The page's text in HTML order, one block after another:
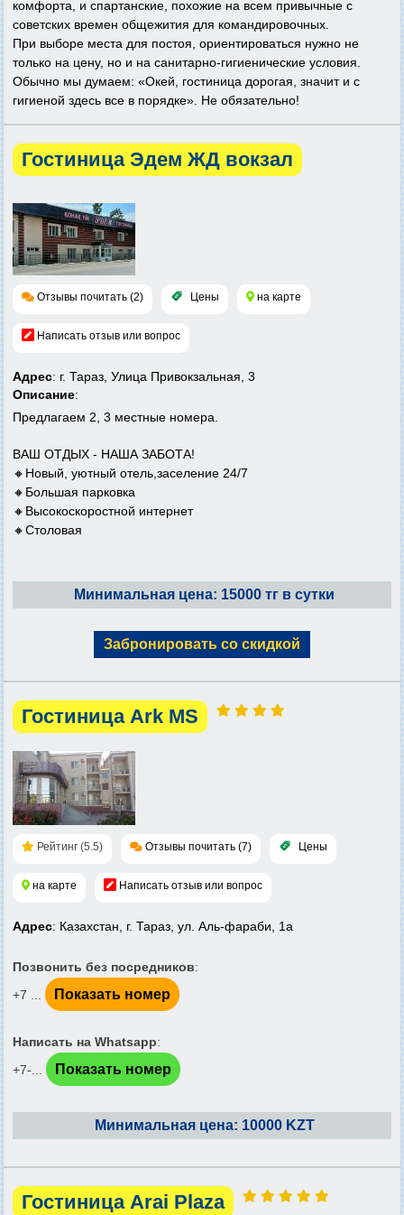
комфорта, и спартанские, похожие на всем привычные с
советских времен общежития для командировочных.
При выборе места для постоя, ориентироваться нужно не
только на цену, но и на санитарно-гигиенические условия.
Обычно мы думаем: «Окей, гостиница дорогая, значит и с
гигиеной здесь все в порядке». Не обязательно!
Гостиница Эдем ЖД вокзал
Отзывы почитать (2) Цены на карте
Написать отзыв или вопрос
Адрес: г. Тараз, Улица Привокзальная, 3
Описание:
Предлагаем 2, 3 местные номера.
ВАШ ОТДЫХ - НАША ЗАБОТА!
🔸Новый, уютный отель,заселение 24/7
🔸Большая парковка
🔸Высокоскоростной интернет
🔸Столовая
Минимальная цена: 15000 тг в сутки
Забронировать со скидкой
Гостиница Ark MS
Рейтинг (5.5) Отзывы почитать (7) Цены
на карте Написать отзыв или вопрос
Адрес: Казахстан, г. Тараз, ул. Аль-фараби, 1а
Позвонить без посредников:
+7 ...
Показать номер
Написать на Whatsapp:
+7-...
Показать номер
Минимальная цена: 10000 KZT
Гостиница Arai Plaza